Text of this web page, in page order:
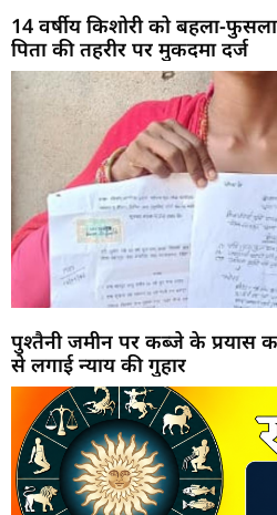
14 वर्षीय किशोरी को बहला-
पिता की तहरीर पर मुकदमा दर्ज
पुश्तैनी जमीन पर कब्जे के प्रयास
से लगाई न्याय की गुहार